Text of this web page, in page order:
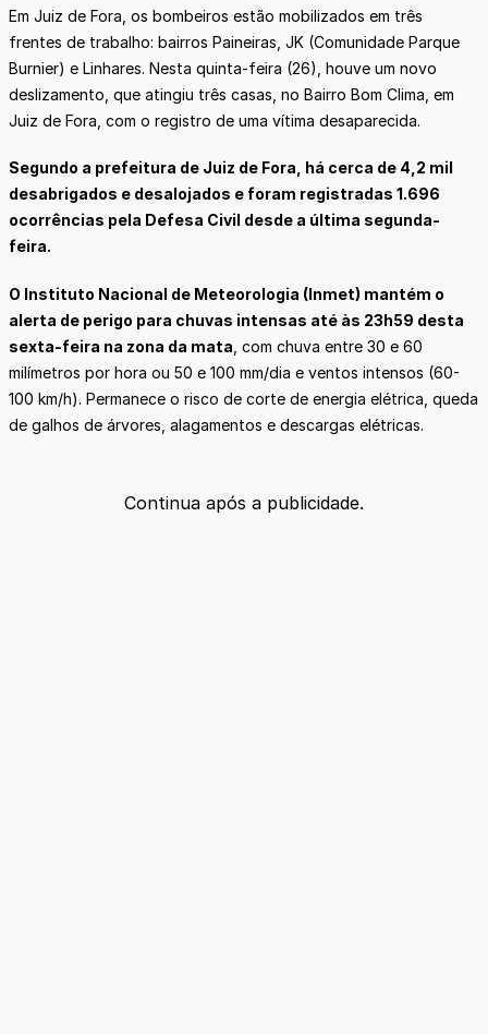
Em Juiz de Fora, os bombeiros estão mobilizados em três
frentes de trabalho: bairros Paineiras, JK (Comunidade Parque
Burnier) e Linhares. Nesta quinta-feira (26), houve um novo
deslizamento, que atingiu três casas, no Bairro Bom Clima, em
Juiz de Fora, com o registro de uma vítima desaparecida.
Segundo a prefeitura de Juiz de Fora, há cerca de 4,2 mil
desabrigados e desalojados e foram registradas 1.696
ocorrências pela Defesa Civil desde a última segunda-
feira.
O Instituto Nacional de Meteorologia (Inmet) mantém o
alerta de perigo para chuvas intensas até às 23h59 desta
sexta-feira na zona da mata , com chuva entre 30 e 60
milímetros por hora ou 50 e 100 mm/dia e ventos intensos (60-
100 km/h). Permanece o risco de corte de energia elétrica, queda
de galhos de árvores, alagamentos e descargas elétricas.
Continua após a publicidade.